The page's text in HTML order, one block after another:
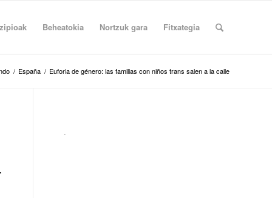
Beheatokia Nortzuk gara Fitxategia
/ España / Euforia de género: las familias con niños trans salen a la calle
.